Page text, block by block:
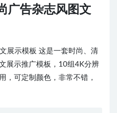
广告杂志风图文
展示模板 这是一套时尚、清
展示推广模板，10组4K分辨
，可定制颜色，非常不错，